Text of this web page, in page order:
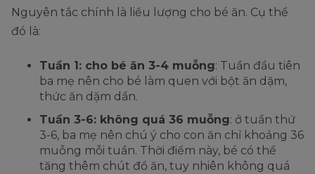
Nguyên tắc chính là liều lượng cho bé ăn. Cụ thể
đó là:
Tuần 1: cho bé ăn 3-4 muỗng: Tuần đầu tiên
ba mẹ nên cho bé làm quen với bột ăn dặm,
thức ăn dặm dần.
Tuần 3-6: không quá 36 muỗng: ở tuần thứ
3-6, ba mẹ nên chú ý cho con ăn chỉ khoảng 36
muỗng mỗi tuần. Thời điểm này, bé có thể
tăng thêm chút đồ ăn, tuy nhiên không quá